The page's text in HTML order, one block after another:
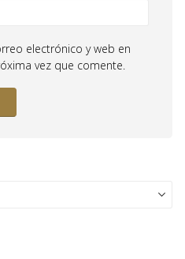
electrónico y web en
vez que comente.